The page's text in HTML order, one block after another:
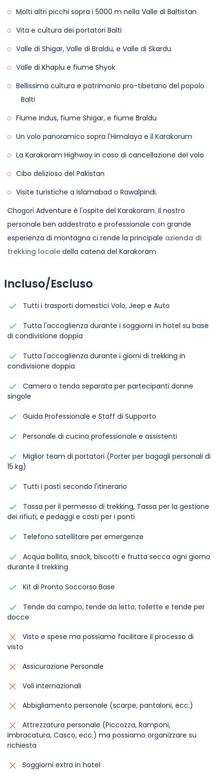
Molti altri picchi sopra i 5000 m nella Valle di Baltistan
Vita e cultura dei portatori Balti
Valle di Shigar, Valle di Braldu, e Valle di Skardu
Valle di Khaplu e fiume Shyok
Bellissima cultura e patrimonio pro-tibetano del popolo
Balti
Fiume Indus, fiume Shigar, e fiume Braldu
Un volo panoramico sopra l'Himalaya e il Karakorum
La Karakoram Highway in caso di cancellazione del volo
Cibo delizioso del Pakistan
Visite turistiche a Islamabad o Rawalpindi.
Chogori Adventure è l'ospite del Karakoram. Il nostro
personale ben addestrato e professionale con grande
esperienza di montagna ci rende la principale azienda di
trekking locale della catena del Karakoram
Incluso/Escluso
Tutti i trasporti domestici Volo, Jeep e Auto
Tutta l'accoglienza durante i soggiorni in hotel su base
di condivisione doppia
Tutta l'accoglienza durante i giorni di trekking in
condivisione doppia
Camera o tenda separata per partecipanti donne
singole
Guida Professionale e Staff di Supporto
Personale di cucina professionale e assistenti
Miglior team di portatori (Porter per bagagli personali di
15 kg)
Tutti i pasti secondo l'itinerario
Tassa per il permesso di trekking, Tassa per la gestione
dei rifiuti, e pedaggi e costi per i ponti
Telefono satellitare per emergenze
Acqua bollita, snack, biscotti e frutta secca ogni giorno
durante il trekking
Kit di Pronto Soccorso Base
Tende da campo, tende da letto, toilette e tende per
docce
Visto e spese ma possiamo facilitare il processo di
visto
Assicurazione Personale
Voli internazionali
Abbigliamento personale (scarpe, pantaloni, ecc.)
Attrezzatura personale (Piccozza, Ramponi,
Imbracatura, Casco, ecc.) ma possiamo organizzare su
richiesta
Soggiorni extra in hotel